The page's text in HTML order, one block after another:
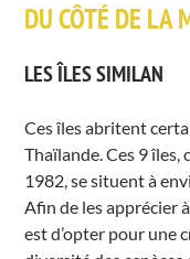
DU CÔTÉ DE LA
LES ÎLES SIMILAN
Ces îles abritent
Thaïlande. Ces 9 îles,
1982, se situent à
Afin de les apprécier
est d’opter pour une